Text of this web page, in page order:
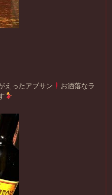
えったアブサン
お洒落なラ